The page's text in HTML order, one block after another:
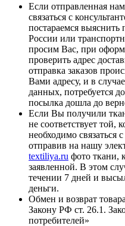
Если отправленная
связаться с
постараемся выяснить
России или
просим Вас, при
проверить адрес
отправка заказов
Вами адресу, и в
данных, потребуется
посылка дошла до
Если Вы получили
не соответствует той,
необходимо связаться
отправив на нашу
textiliya.ru фото ткани,
заявленной. В этом
течении 7 дней и
деньги.
Обмен и возврат
Закону РФ ст. 26.1.
потребителей»